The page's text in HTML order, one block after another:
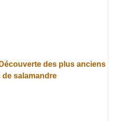
des plus anciens
salamandre